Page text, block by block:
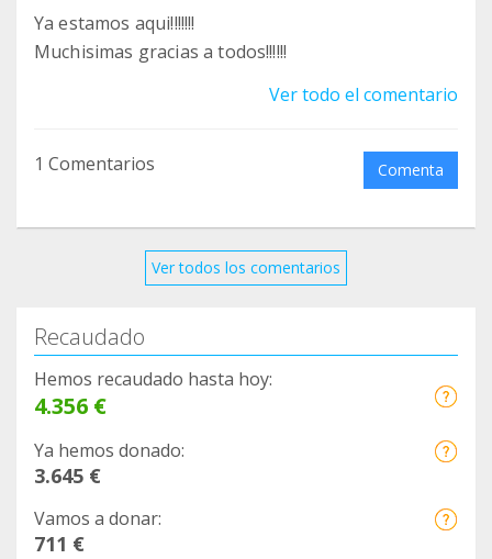
Ya estamos aqui!!!!!!!
Muchisimas gracias a todos!!!!!!
Ver todo el comentario
1 Comentarios Comenta
Ver todos los comentarios
Recaudado
Hemos recaudado hasta hoy:
4.356 €
Ya hemos donado:
3.645 €
Vamos a donar:
711 €